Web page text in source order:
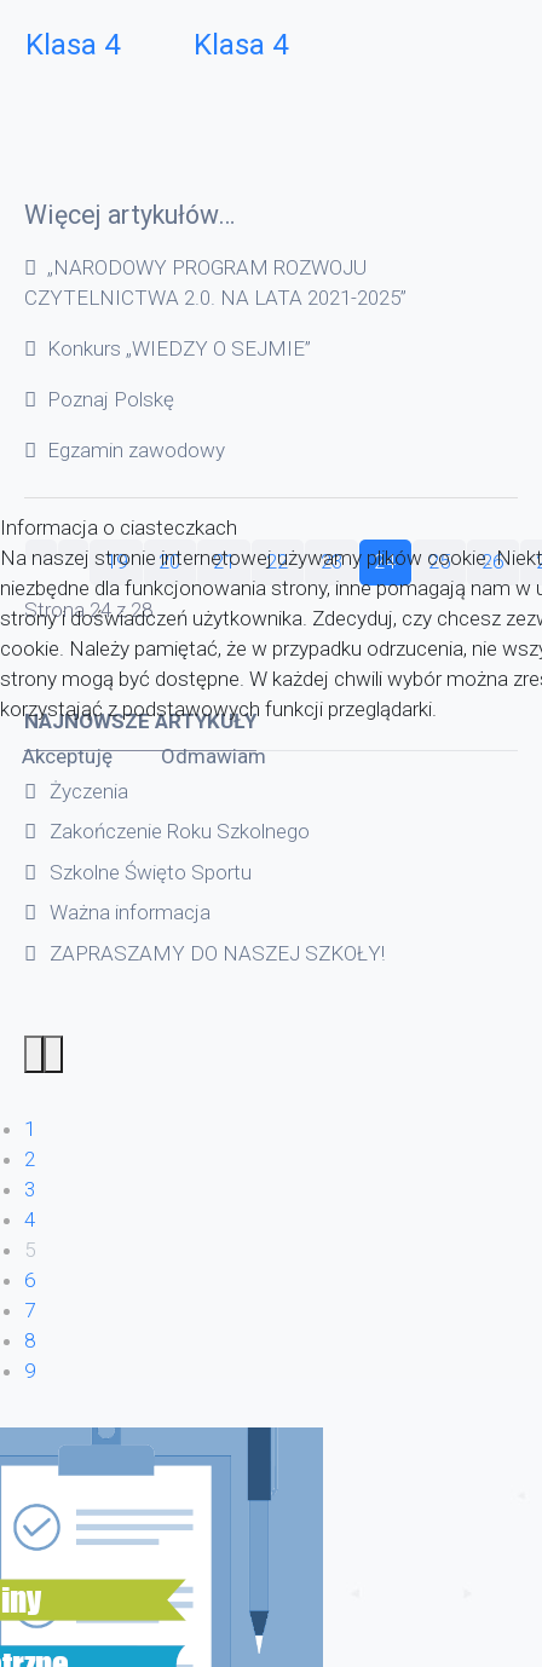
Klasa 4
Klasa 4
Więcej artykułów…
„NARODOWY PROGRAM ROZWOJU
CZYTELNICTWA 2.0. NA LATA 2021-2025”
Konkurs „WIEDZY O SEJMIE”
Poznaj Polskę
Egzamin zawodowy
19 20 21 22 23 24 25 26
Strona 24 z 28
NAJNOWSZE ARTYKUŁY
Życzenia
Zakończenie Roku Szkolnego
Szkolne Święto Sportu
Ważna informacja
ZAPRASZAMY DO NASZEJ SZKOŁY!
1
2
3
4
5
6
7
8
9
Informacja o ciasteczkach
Na naszej stronie internetowej używamy plików cookie.
niezbędne dla funkcjonowania strony, inne pomagają nam w
strony i doświadczeń użytkownika. Zdecyduj, czy chcesz
cookie. Należy pamiętać, że w przypadku odrzucenia, nie
strony mogą być dostępne. W każdej chwili wybór można
korzystająć z podstawowych funkcji przeglądarki.
Akceptuję
Odmawiam